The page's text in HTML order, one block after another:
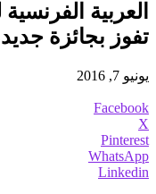
العربية
تفوز بجائزة
يونيو 7, 2016
Facebook
X
Pinterest
WhatsApp
Linkedin